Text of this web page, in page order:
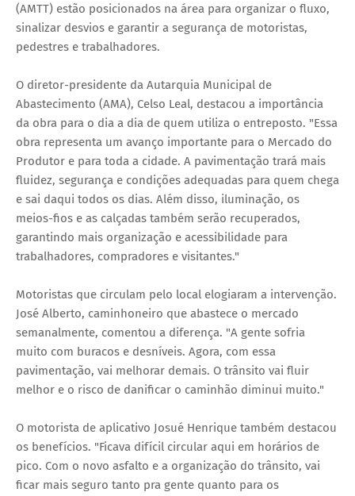
(AMTT) estão posicionados na área para organizar o fluxo,
sinalizar desvios e garantir a segurança de motoristas,
pedestres e trabalhadores.
O diretor-presidente da Autarquia Municipal de
Abastecimento (AMA), Celso Leal, destacou a importância
da obra para o dia a dia de quem utiliza o entreposto. "Essa
obra representa um avanço importante para o Mercado do
Produtor e para toda a cidade. A pavimentação trará mais
fluidez, segurança e condições adequadas para quem chega
e sai daqui todos os dias. Além disso, iluminação, os
meios-fios e as calçadas também serão recuperados,
garantindo mais organização e acessibilidade para
trabalhadores, compradores e visitantes."
Motoristas que circulam pelo local elogiaram a intervenção.
José Alberto, caminhoneiro que abastece o mercado
semanalmente, comentou a diferença. "A gente sofria
muito com buracos e desníveis. Agora, com essa
pavimentação, vai melhorar demais. O trânsito vai fluir
melhor e o risco de danificar o caminhão diminui muito."
O motorista de aplicativo Josué Henrique também destacou
os benefícios. "Ficava difícil circular aqui em horários de
pico. Com o novo asfalto e a organização do trânsito, vai
ficar mais seguro tanto pra gente quanto para os